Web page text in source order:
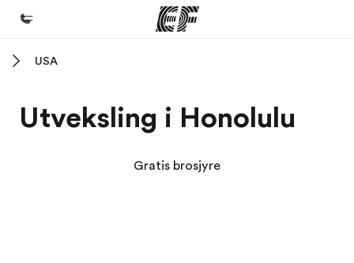
Programmer
USA
Utveksling i Honolulu
Gratis brosjyre